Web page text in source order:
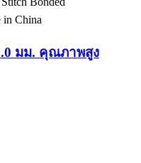
มม. คุณภาพสูง